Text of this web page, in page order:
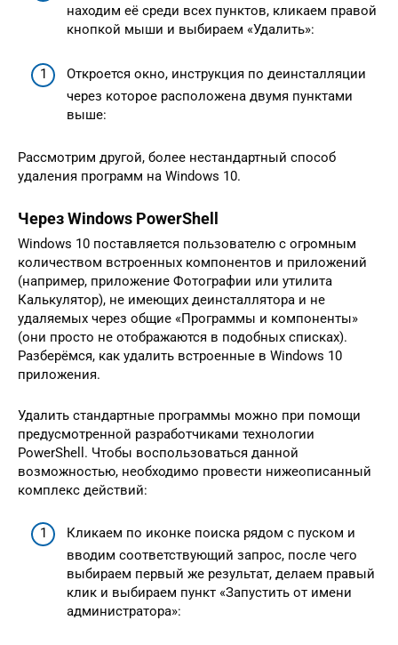
находим её среди всех пунктов, кликаем правой
кнопкой мыши и выбираем «Удалить»:
Откроется окно, инструкция по деинсталляции
через которое расположена двумя пунктами
выше:
Рассмотрим другой, более нестандартный способ
удаления программ на Windows 10.
Через Windows PowerShell
Windows 10 поставляется пользователю с огромным
количеством встроенных компонентов и приложений
(например, приложение Фотографии или утилита
Калькулятор), не имеющих деинсталлятора и не
удаляемых через общие «Программы и компоненты»
(они просто не отображаются в подобных списках).
Разберёмся, как удалить встроенные в Windows 10
приложения.
Удалить стандартные программы можно при помощи
предусмотренной разработчиками технологии
PowerShell. Чтобы воспользоваться данной
возможностью, необходимо провести нижеописанный
комплекс действий:
Кликаем по иконке поиска рядом с пуском и
вводим соответствующий запрос, после чего
выбираем первый же результат, делаем правый
клик и выбираем пункт «Запустить от имени
администратора»: